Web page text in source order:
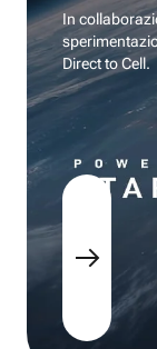
In
Direct to Cell.